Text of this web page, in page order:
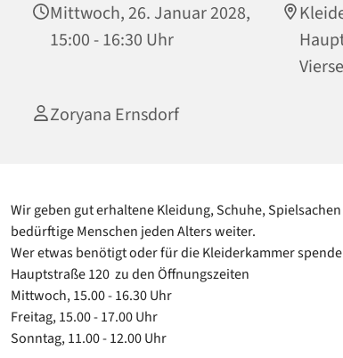
Mittwoch, 26. Januar 2028,
15:00 - 16:30 Uhr
Zoryana Ernsdorf
Wir geben gut erhaltene Kleidung, Schuhe,
bedürftige Menschen jeden Alters weiter.
Wer etwas benötigt oder für die Kleiderkammer
Hauptstraße 120 zu den Öffnungszeiten
Mittwoch, 15.00 - 16.30 Uhr
Freitag, 15.00 - 17.00 Uhr
Sonntag, 11.00 - 12.00 Uhr